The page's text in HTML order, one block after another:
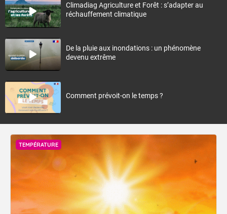
Climadiag Agriculture et Forêt : s’adapter au
réchauffement climatique
De la pluie aux inondations : un phénomène
devenu extrême
Comment prévoit-on le temps ?
TEMPÉRATURE